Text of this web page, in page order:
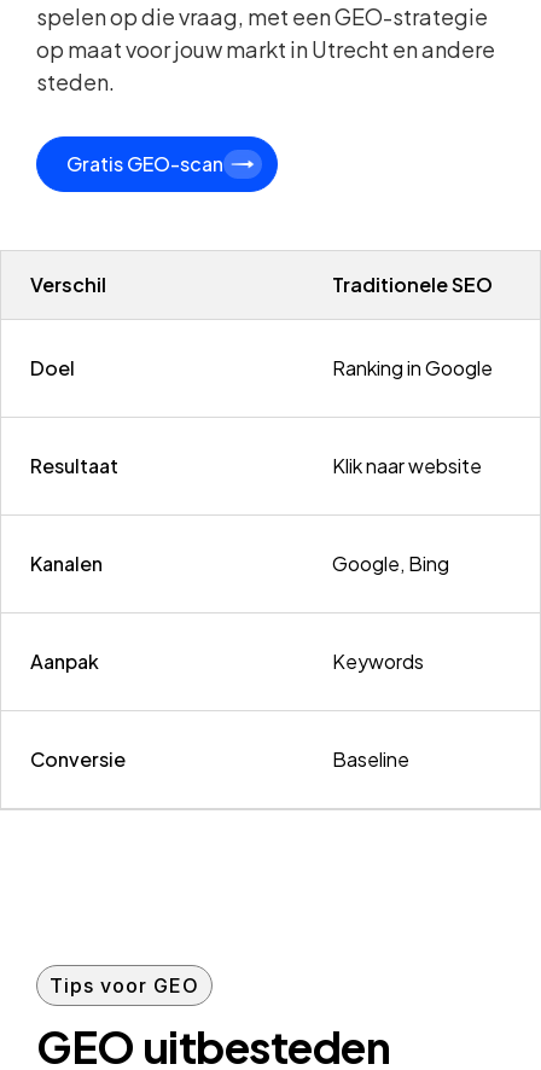
Verschil Traditionele SEO
Doel Ranking in Google
Resultaat Klik naar website
Kanalen Google, Bing
Aanpak Keywords
Conversie Baseline
spelen op die vraag, met een GEO-strategie
op maat voor jouw markt in Utrecht en andere
steden.
Gratis GEO-scan
Tips voor GEO
GEO uitbesteden